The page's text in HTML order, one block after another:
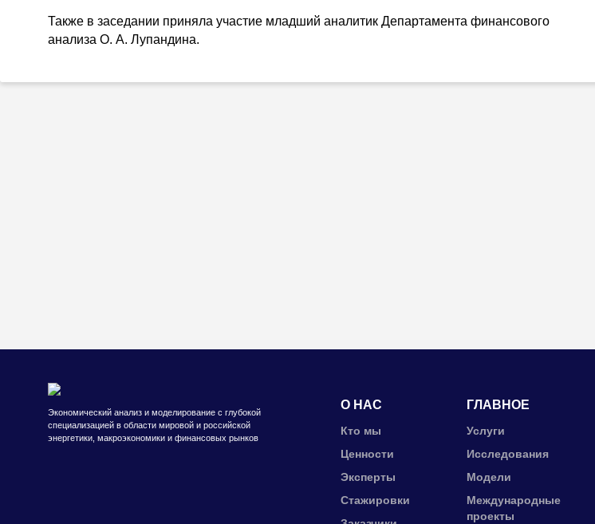
Также в заседании приняла участие младший аналитик Департамента финансового
анализа О. А. Лупандина.
Экономический анализ и моделирование с глубокой
специализацией в области мировой и российской
энергетики, макроэкономики и финансовых рынков
О НАС
Кто мы
Ценности
Эксперты
Стажировки
ГЛАВНОЕ
Услуги
Исследования
Модели
Международные
проекты